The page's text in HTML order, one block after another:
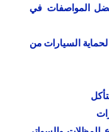
المواصفات في
السيارات من